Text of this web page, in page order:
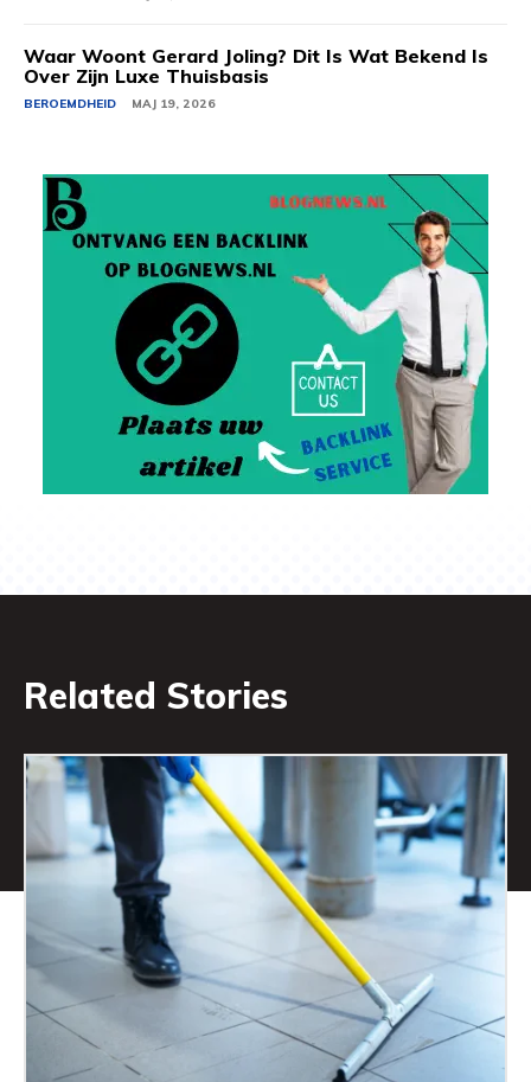
Waar Woont Gerard Joling? Dit Is Wat Bekend Is
Over Zijn Luxe Thuisbasis
BEROEMDHEID MAJ 19, 2026
Related Stories